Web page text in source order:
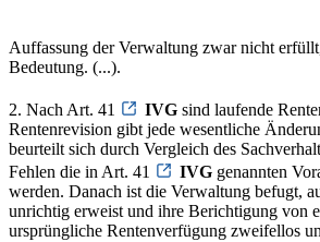
Auffassung der Verwaltung zwar nicht
Bedeutung. (...).
2. Nach Art. 41 IVG sind laufende
Rentenrevision gibt jede wesentliche
beurteilt sich durch Vergleich des
Fehlen die in Art. 41
IVG genannten
werden. Danach ist die Verwaltung befugt,
unrichtig erweist und ihre Berichtigung von
ursprüngliche Rentenverfügung zweifellos